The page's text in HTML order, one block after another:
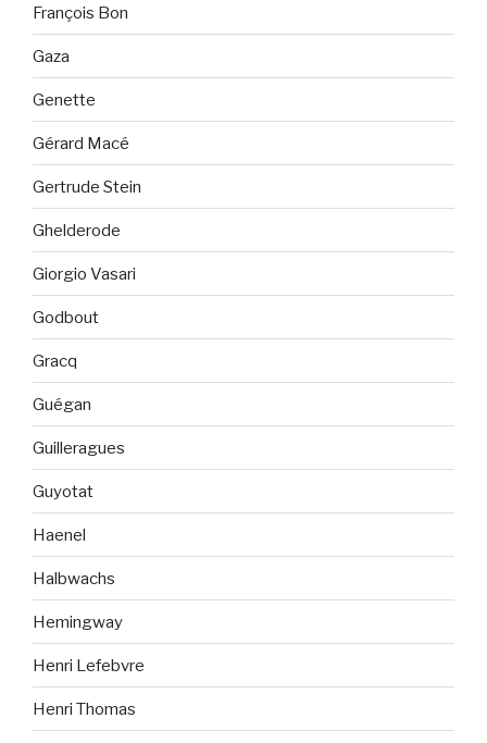
François Bon
Gaza
Genette
Gérard Macé
Gertrude Stein
Ghelderode
Giorgio Vasari
Godbout
Gracq
Guégan
Guilleragues
Guyotat
Haenel
Halbwachs
Hemingway
Henri Lefebvre
Henri Thomas